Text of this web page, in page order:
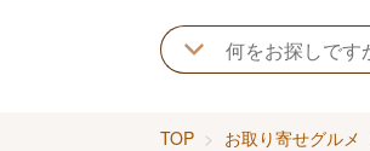
TOP お取り寄せグルメ